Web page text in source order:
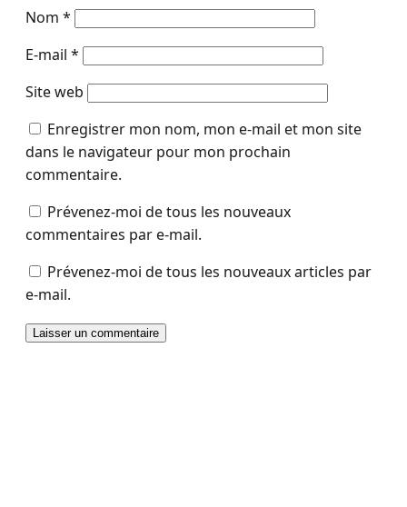
Nom *
E-mail *
Site web
Enregistrer mon nom, mon e-mail et mon site
dans le navigateur pour mon prochain
commentaire.
Prévenez-moi de tous les nouveaux
commentaires par e-mail.
Prévenez-moi de tous les nouveaux articles par
e-mail.